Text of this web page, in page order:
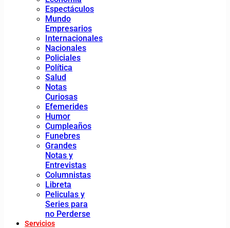
Espectáculos
Mundo
Empresarios
Internacionales
Nacionales
Policiales
Política
Salud
Notas
Curiosas
Efemerides
Humor
Cumpleaños
Funebres
Grandes
Notas y
Entrevistas
Columnistas
Libreta
Peliculas y
Series para
no Perderse
Servicios